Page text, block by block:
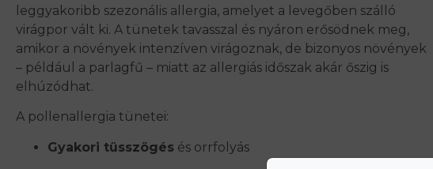
leggyakoribb szezonális allergia, amelyet a levegőben szálló
virágpor vált ki. A tünetek tavasszal és nyáron erősödnek meg,
amikor a növények intenzíven virágoznak, de bizonyos növények
– például a parlagfű – miatt az allergiás időszak akár őszig is
elhúzódhat.
A pollenallergia tünetei:
Gyakori tüsszögés és orrfolyás